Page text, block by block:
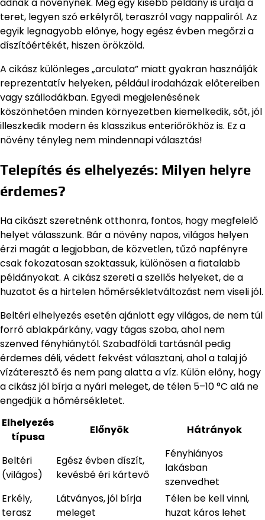
teret, legyen szó erkélyről, teraszról vagy nappaliról. Az
egyik legnagyobb előnye, hogy egész évben megőrzi a
díszítőértékét, hiszen örökzöld.
A cikász különleges „arculata” miatt gyakran használják
reprezentatív helyeken, például irodaházak előtereiben
vagy szállodákban. Egyedi megjelenésének
köszönhetően minden környezetben kiemelkedik, sőt, jól
illeszkedik modern és klasszikus enteriőrökhöz is. Ez a
növény tényleg nem mindennapi választás!
Telepítés és elhelyezés: Milyen helyre
érdemes?
Ha cikászt szeretnénk otthonra, fontos, hogy megfelelő
helyet válasszunk. Bár a növény napos, világos helyen
érzi magát a legjobban, de közvetlen, tűző napfényre
csak fokozatosan szoktassuk, különösen a fiatalabb
példányokat. A cikász szereti a szellős helyeket, de a
huzatot és a hirtelen hőmérsékletváltozást nem viseli jól.
Beltéri elhelyezés esetén ajánlott egy világos, de nem túl
forró ablakpárkány, vagy tágas szoba, ahol nem
szenved fényhiánytól. Szabadföldi tartásnál pedig
érdemes déli, védett fekvést választani, ahol a talaj jó
vízáteresztő és nem pang alatta a víz. Külön előny, hogy
a cikász jól bírja a nyári meleget, de télen 5–10 °C alá ne
engedjük a hőmérsékletet.
Elhelyezés
típusa
Előnyök Hátrányok
Beltéri
(világos)
Egész évben díszít,
kevésbé éri kártevő
Fényhiányos
lakásban
szenvedhet
Erkély,
terasz
Látványos, jól bírja
meleget
Télen be kell vinni,
huzat káros lehet